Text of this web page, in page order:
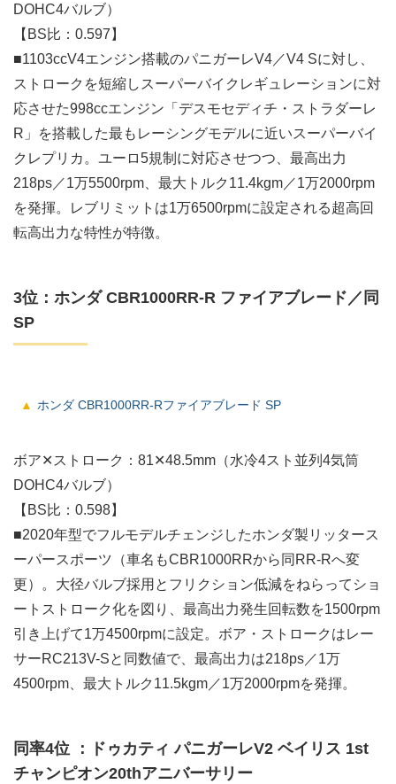
DOHC4バルブ）
【BS比：0.597】
■1103ccV4エンジン搭載のパニガーレV4／V4 Sに対し、
ストロークを短縮しスーパーバイクレギュレーションに対
応させた998ccエンジン「デスモセディチ・ストラダーレ
R」を搭載した最もレーシングモデルに近いスーパーバイ
クレプリカ。ユーロ5規制に対応させつつ、最高出力
218ps／1万5500rpm、最大トルク11.4kgm／1万2000rpm
を発揮。レブリミットは1万6500rpmに設定される超高回
転高出力な特性が特徴。
3位：ホンダ CBR1000RR-R ファイアブレード／同
SP
ホンダ CBR1000RR-Rファイアブレード SP
ボア✕ストローク：81✕48.5mm（水冷4スト並列4気筒
DOHC4バルブ）
【BS比：0.598】
■2020年型でフルモデルチェンジしたホンダ製リッタース
ーパースポーツ（車名もCBR1000RRから同RR-Rへ変
更）。大径バルブ採用とフリクション低減をねらってショ
ートストローク化を図り、最高出力発生回転数を1500rpm
引き上げて1万4500rpmに設定。ボア・ストロークはレー
サーRC213V-Sと同数値で、最高出力は218ps／1万
4500rpm、最大トルク11.5kgm／1万2000rpmを発揮。
同率4位 ：ドゥカティ パニガーレV2 ベイリス 1st
チャンピオン20thアニバーサリー